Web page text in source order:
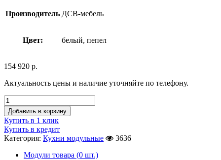
Производитель ДСВ-мебель
Цвет: белый, пепел
154 920 р.
Актуальность цены и наличие уточняйте по телефону.
Добавить в корзину
Купить в 1 клик
Купить в кредит
Категория: Кухни модульные
3636
Модули товара (0 шт.)